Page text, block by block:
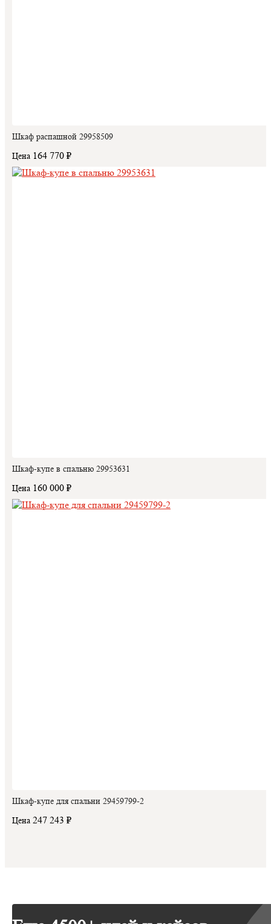
Шкаф распашной 29958509
Цена 164 770 ₽
Шкаф-купе в спальню 29953631
Цена 160 000 ₽
Шкаф-купе для спальни 29459799-2
Цена 247 243 ₽